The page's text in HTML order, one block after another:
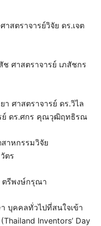
สตราจารย์วิจัย ดร.เจต
ศาสตราจารย์ เภสัชกร
ศาสตราจารย์ ดร.วิไล
ย์ ดร.ศกร คุณวุฒิฤทธิรณ
าหกรรมวิจัย
ตร
ตรีพงษ์กรุณา
บุคคลทั่วไปที่สนใจเข้า
Inventors’ Day